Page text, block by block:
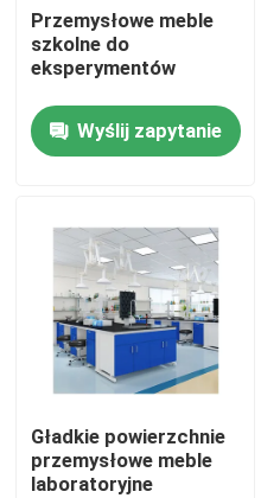
Produkty
Nowoczesne meble
Ławeczka na wyspę
Ławka ścienna
Ławka laboratoryjna
Przemysłowe meble
szkolne do
eksperymentów
Wyślij zapytanie
Gładkie powierzchnie
przemysłowe meble
laboratoryjne